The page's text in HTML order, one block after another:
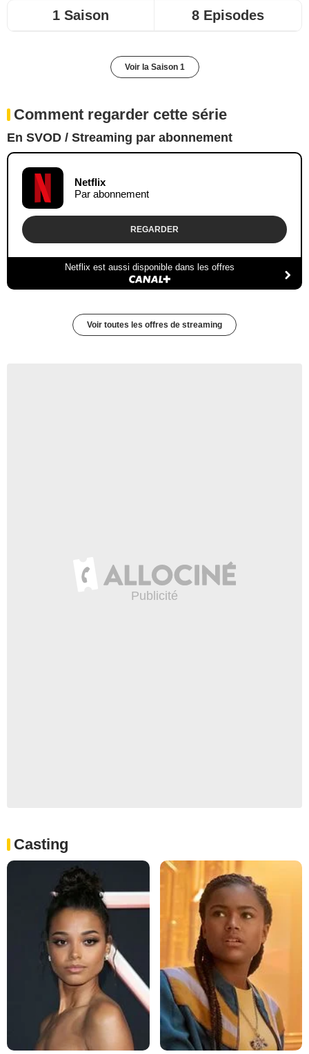
1 Saison 8 Episodes
Voir la Saison 1
Comment regarder cette série
En SVOD / Streaming par abonnement
Netflix
Par abonnement
REGARDER
Netflix est aussi disponible dans les offres
Voir toutes les offres de streaming
Casting